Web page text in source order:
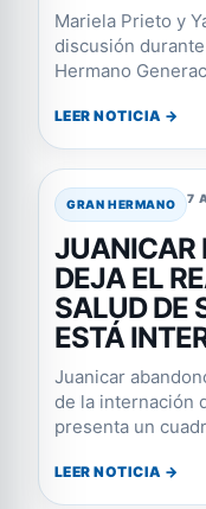
Mariela Prieto y
discusión
Hermano
LEER NOTICIA →
GRAN HERMANO 7
JUANICAR
DEJA EL
SALUD DE
ESTÁ
Juanicar
de la internación
presenta un
LEER NOTICIA →